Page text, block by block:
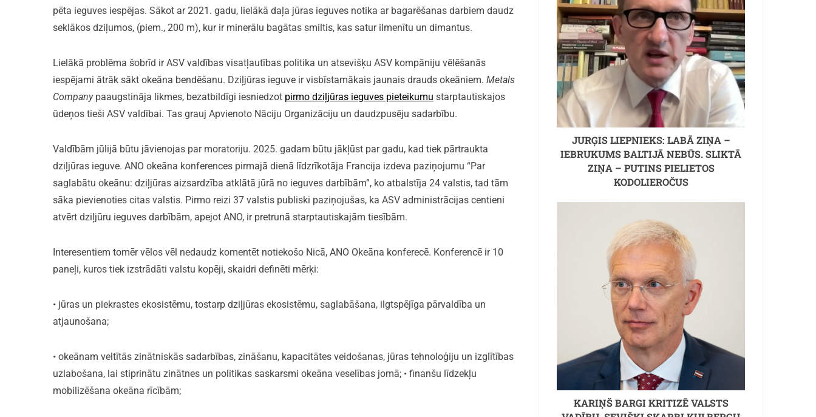
pēta ieguves iespējas. Sākot ar 2021. gadu, lielākā daļa jūras ieguves notika ar bagarēšanas darbiem daudz
seklākos dziļumos, (piem., 200 m), kur ir minerālu bagātas smiltis, kas satur ilmenītu un dimantus.
Lielākā problēma šobrīd ir ASV valdības visatļautības politika un atsevišķu ASV kompāniju vēlēšanās
iespējami ātrāk sākt okeāna bendēšanu. Dziļjūras ieguve ir visbīstamākais jaunais drauds okeāniem. Metals
Companypaaugstināja likmes, bezatbildīgi iesniedzot pirmo dziļjūras ieguves pieteikumu starptautiskajos
ūdeņos tieši ASV valdībai. Tas grauj Apvienoto Nāciju Organizāciju un daudzpusēju sadarbību.
Valdībām jūlijā būtu jāvienojas par moratoriju. 2025. gadam būtu jākļūst par gadu, kad tiek pārtraukta
dziļjūras ieguve. ANO okeāna konferences pirmajā dienā līdzrīkotāja Francija izdeva paziņojumu “Par
saglabātu okeānu: dziļjūras aizsardzība atklātā jūrā no ieguves darbībām”, ko atbalstīja 24 valstis, tad tām
sāka pievienoties citas valstis. Pirmo reizi 37 valstis publiski paziņojušas, ka ASV administrācijas centieni
atvērt dziļjūru ieguves darbībām, apejot ANO, ir pretrunā starptautiskajām tiesībām.
Interesentiem tomēr vēlos vēl nedaudz komentēt notiekošo Nicā, ANO Okeāna konferecē. Konferencē ir 10
paneļi, kuros tiek izstrādāti valstu kopēji, skaidri definēti mērķi:
• jūras un piekrastes ekosistēmu, tostarp dziļjūras ekosistēmu, saglabāšana, ilgtspējīga pārvaldība un
atjaunošana;
• okeānam veltītās zinātniskās sadarbības, zināšanu, kapacitātes veidošanas, jūras tehnoloģiju un izglītības
uzlabošana, lai stiprinātu zinātnes un politikas saskarsmi okeāna veselības jomā; • finanšu līdzekļu
mobilizēšana okeāna rīcībām;
JURĢIS LIEPNIEKS: LABĀ ZIŅA –
IEBRUKUMS BALTIJĀ NEBŪS. SLIKTĀ
ZIŅA – PUTINS PIELIETOS
KODOLIEROČUS
KARIŅŠ BARGI KRITIZĒ VALSTS